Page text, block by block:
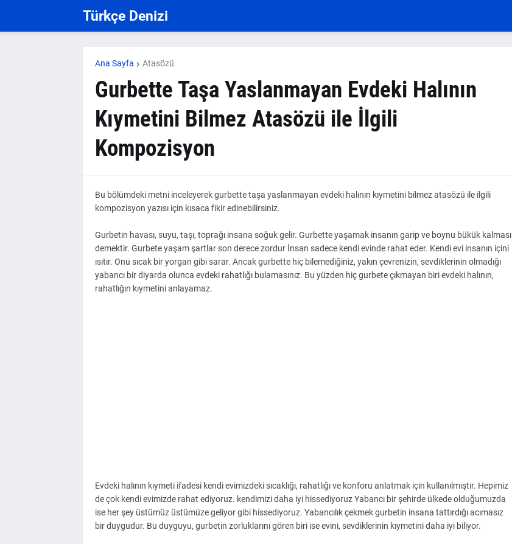
Türkçe Denizi
Ana Sayfa Atasözü
Gurbette Taşa Yaslanmayan Evdeki Halının
Kıymetini Bilmez Atasözü ile İlgili
Kompozisyon
Bu bölümdeki metni inceleyerek gurbette taşa yaslanmayan evdeki halının kıymetini bilmez atasözü ile ilgili
kompozisyon yazısı için kısaca fikir edinebilirsiniz.
Gurbetin havası, suyu, taşı, toprağı insana soğuk gelir. Gurbette yaşamak insanın garip ve boynu bükük kalması
demektir. Gurbete yaşam şartlar son derece zordur İnsan sadece kendi evinde rahat eder. Kendi evi insanın içini
ısıtır. Onu sıcak bir yorgan gibi sarar. Ancak gurbette hiç bilemediğiniz, yakın çevrenizin, sevdiklerinin olmadığı
yabancı bir diyarda olunca evdeki rahatlığı bulamasınız. Bu yüzden hiç gurbete çıkmayan biri evdeki halının,
rahatlığın kıymetini anlayamaz.
Evdeki halının kıymeti ifadesi kendi evimizdeki sıcaklığı, rahatlığı ve konforu anlatmak için kullanılmıştır. Hepimiz
de çok kendi evimizde rahat ediyoruz. kendimizi daha iyi hissediyoruz Yabancı bir şehirde ülkede olduğumuzda
ise her şey üstümüz üstümüze geliyor gibi hissediyoruz. Yabancılık çekmek gurbetin insana tattırdığı acımasız
bir duygudur. Bu duyguyu, gurbetin zorluklarını gören biri ise evini, sevdiklerinin kıymetini daha iyi biliyor.